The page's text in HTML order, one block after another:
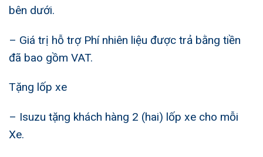
bên dưới.
– Giá trị hỗ trợ Phí nhiên liệu được trả bằng tiền
đã bao gồm VAT.
Tặng lốp xe
– Isuzu tặng khách hàng 2 (hai) lốp xe cho mỗi
Xe.